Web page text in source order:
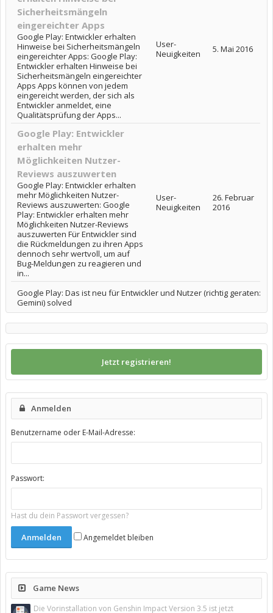
Sicherheitsmängeln
eingereichter Apps
Google Play: Entwickler erhalten
Hinweise bei Sicherheitsmängeln
eingereichter Apps: Google Play:
Entwickler erhalten Hinweise bei
Sicherheitsmängeln eingereichter
Apps Apps können von jedem
eingereicht werden, der sich als
Entwickler anmeldet, eine
Qualitätsprüfung der Apps...
User-
Neuigkeiten
5. Mai 2016
Google Play: Entwickler
erhalten mehr
Möglichkeiten Nutzer-
Reviews auszuwerten
Google Play: Entwickler erhalten
mehr Möglichkeiten Nutzer-
Reviews auszuwerten: Google
Play: Entwickler erhalten mehr
Möglichkeiten Nutzer-Reviews
auszuwerten Für Entwickler sind
die Rückmeldungen zu ihren Apps
dennoch sehr wertvoll, um auf
Bug-Meldungen zu reagieren und
in...
User-
Neuigkeiten
26. Februar
2016
Google Play: Das ist neu für Entwickler und Nutzer (richtig geraten:
Gemini) solved
Jetzt registrieren!
Anmelden
Benutzername oder E-Mail-Adresse:
Passwort:
Hast du dein Passwort vergessen?
Angemeldet bleiben
Game News
Die Vorinstallation von Genshin Impact Version 3.5 ist jetzt